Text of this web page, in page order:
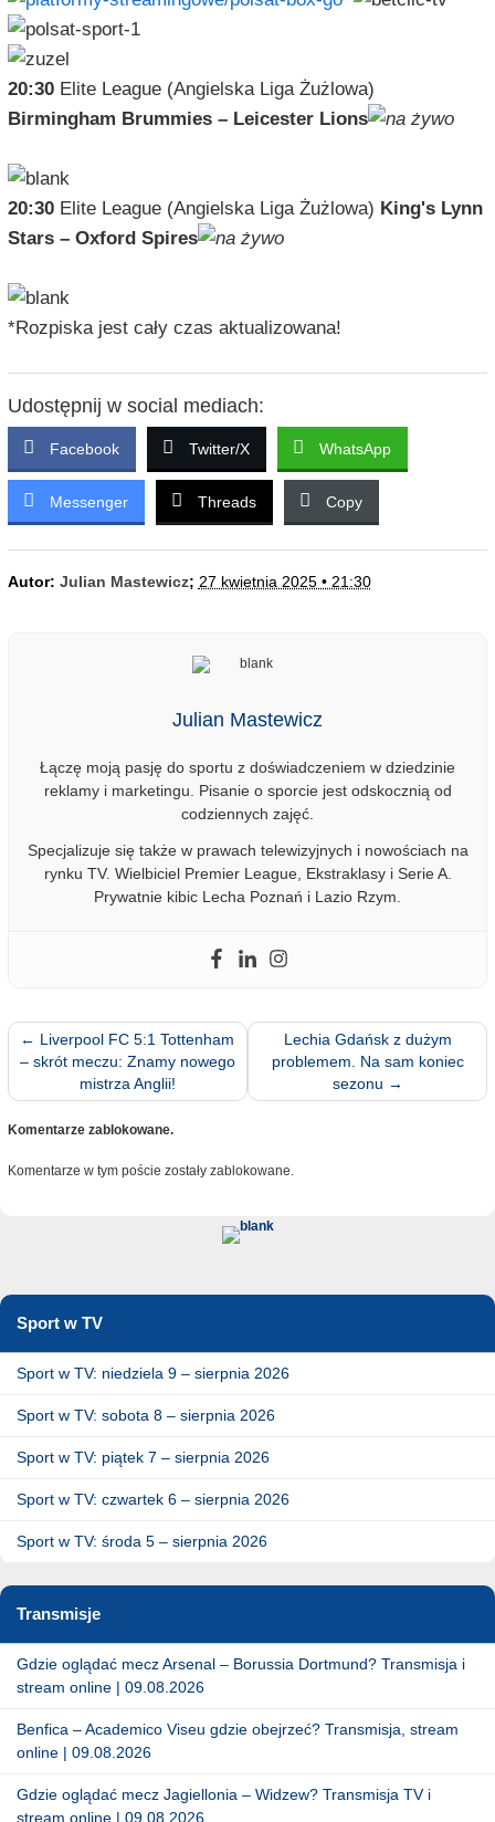
20:30Elite League (Angielska Liga Żużlowa)
Birmingham Brummies – Leicester Lions
20:30Elite League (Angielska Liga Żużlowa) King's Lynn
Stars – Oxford Spires
*Rozpiska jest cały czas aktualizowana!
Udostępnij w social mediach:
Facebook Twitter/X WhatsApp
Messenger Threads Copy
Autor: Julian Mastewicz; 27 kwietnia 2025 • 21:30
Julian Mastewicz
Łączę moją pasję do sportu z doświadczeniem w dziedzinie
reklamy i marketingu. Pisanie o sporcie jest odskocznią od
codziennych zajęć.
Specjalizuje się także w prawach telewizyjnych i nowościach na
rynku TV. Wielbiciel Premier League, Ekstraklasy i Serie A.
Prywatnie kibic Lecha Poznań i Lazio Rzym.
← Liverpool FC 5:1 Tottenham
– skrót meczu: Znamy nowego
mistrza Anglii!
Lechia Gdańsk z dużym
problemem. Na sam koniec
sezonu →
Komentarze zablokowane.
Komentarze w tym poście zostały zablokowane.
Sport w TV
Sport w TV: niedziela 9 – sierpnia 2026
Sport w TV: sobota 8 – sierpnia 2026
Sport w TV: piątek 7 – sierpnia 2026
Sport w TV: czwartek 6 – sierpnia 2026
Sport w TV: środa 5 – sierpnia 2026
Transmisje
Gdzie oglądać mecz Arsenal – Borussia Dortmund? Transmisja i
stream online | 09.08.2026
Benfica – Academico Viseu gdzie obejrzeć? Transmisja, stream
online | 09.08.2026
Gdzie oglądać mecz Jagiellonia – Widzew? Transmisja TV i
stream online | 09.08.2026